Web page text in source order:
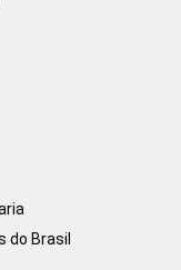
do Brasil